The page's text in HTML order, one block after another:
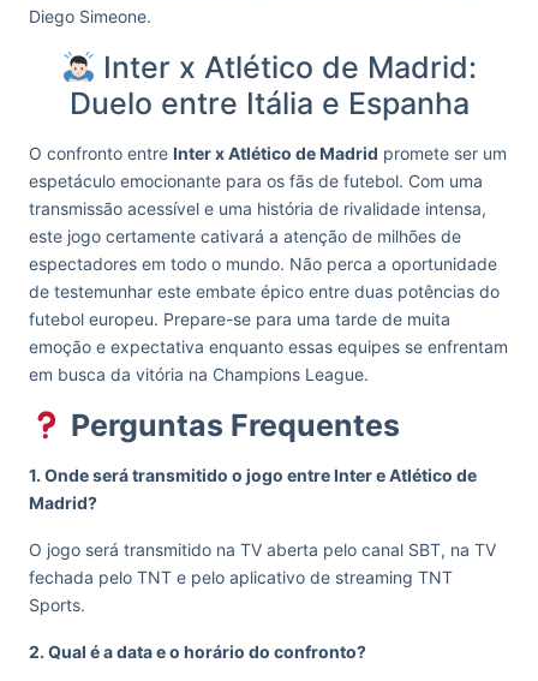
Diego Simeone.
Inter x Atlético de Madrid:
Duelo entre Itália e Espanha
O confronto entre Inter x Atlético de Madrid promete ser um
espetáculo emocionante para os fãs de futebol. Com uma
transmissão acessível e uma história de rivalidade intensa,
este jogo certamente cativará a atenção de milhões de
espectadores em todo o mundo. Não perca a oportunidade
de testemunhar este embate épico entre duas potências do
futebol europeu. Prepare-se para uma tarde de muita
emoção e expectativa enquanto essas equipes se enfrentam
em busca da vitória na Champions League.
Perguntas Frequentes
1. Onde será transmitido o jogo entre Inter e Atlético de
Madrid?
O jogo será transmitido na TV aberta pelo canal SBT, na TV
fechada pelo TNT e pelo aplicativo de streaming TNT
Sports.
2. Qual é a data e o horário do confronto?